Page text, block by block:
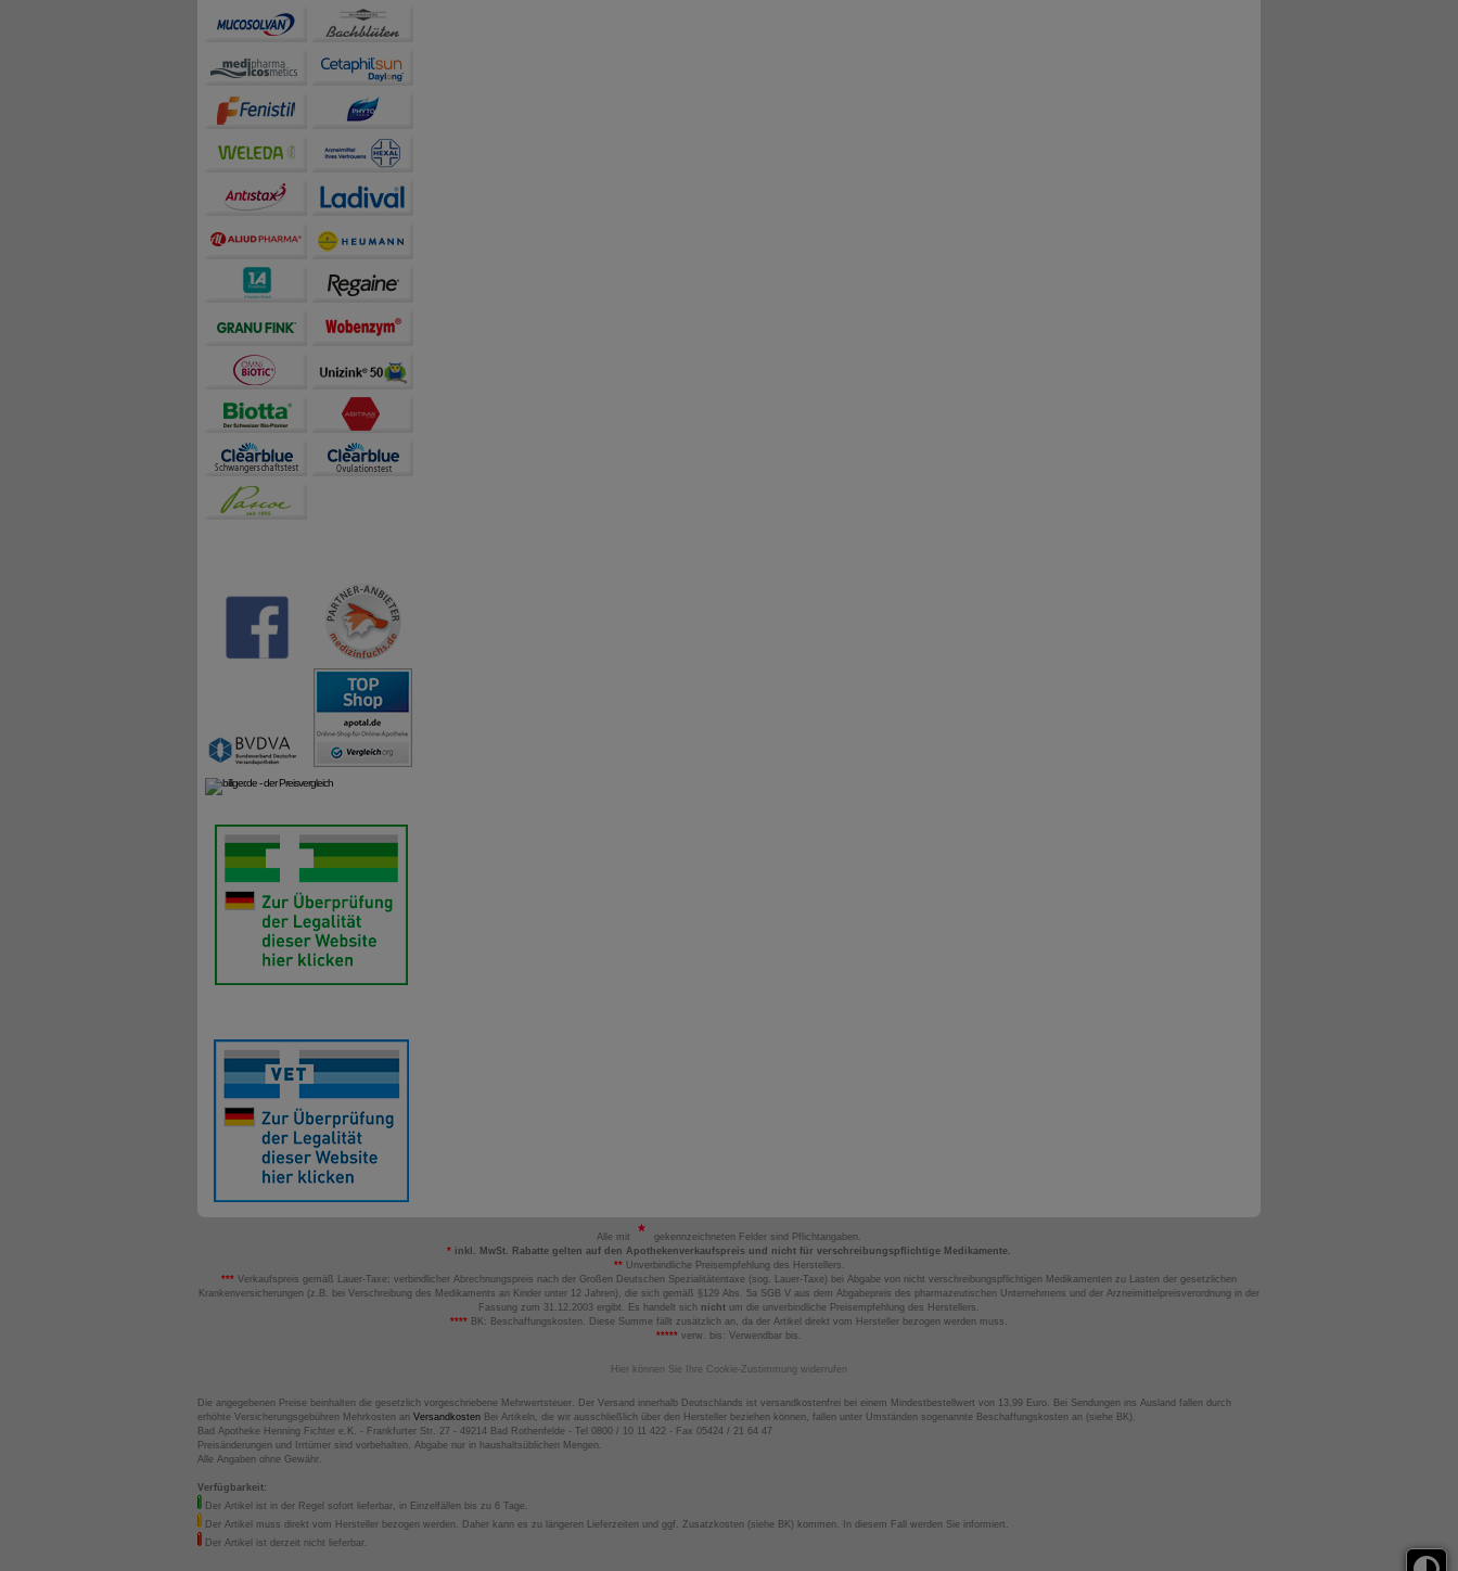
teilweise an Dritte wie z.B. Google oder soziale Medien übertragen werden.
Alle mit
gekennzeichneten Felder sind Pflichtangaben.
* inkl. MwSt. Rabatte gelten auf den Apothekenverkaufspreis und nicht für verschreibungspflichtige Medikamente.
**Unverbindliche Preisempfehlung des Herstellers.
*** Verkaufspreis gemäß Lauer-Taxe; verbindlicher Abrechnungspreis nach der Großen Deutschen Spezialitätentaxe (sog. Lauer-Taxe) bei Abgabe von nicht verschreibungspflichtigen Medikamenten zu Lasten der gesetzlichen
Krankenversicherungen (z.B. bei Verschreibung des Medikaments an Kinder unter 12 Jahren), die sich gemäß §129 Abs. 5a SGB V aus dem Abgabepreis des pharmazeutischen Unternehmens und der Arzneimittelpreisverordnung in der
Fassung zum 31.12.2003 ergibt. Es handelt sich nicht um die unverbindliche Preisempfehlung des Herstellers.
**** BK: Beschaffungskosten. Diese Summe fällt zusätzlich an, da der Artikel direkt vom Hersteller bezogen werden muss.
***** verw. bis: Verwendbar bis.
Hier können Sie Ihre Cookie-Zustimmung widerrufen
Die angegebenen Preise beinhalten die gesetzlich vorgeschriebene Mehrwertsteuer. Der Versand innerhalb Deutschlands ist versandkostenfrei bei einem Mindestbestellwert von 13,99 Euro. Bei Sendungen ins Ausland fallen durch
erhöhte Versicherungsgebühren Mehrkosten an Versandkosten Bei Artikeln, die wir ausschließlich über den Hersteller beziehen können, fallen unter Umständen sogenannte Beschaffungskosten an (siehe BK).
Bad Apotheke Henning Fichter e.K. - Frankfurter Str. 27 - 49214 Bad Rothenfelde - Tel 0800 / 10 11 422 - Fax 05424 / 21 64 47
Preisänderungen und Irrtümer sind vorbehalten. Abgabe nur in haushaltsüblichen Mengen.
Alle Angaben ohne Gewähr.
Verfügbarkeit:
Der Artikel ist in der Regel sofort lieferbar, in Einzelfällen bis zu 6 Tage.
Der Artikel muss direkt vom Hersteller bezogen werden. Daher kann es zu längeren Lieferzeiten und ggf. Zusatzkosten (siehe BK) kommen. In diesem Fall werden Sie informiert.
Der Artikel ist derzeit nicht lieferbar.